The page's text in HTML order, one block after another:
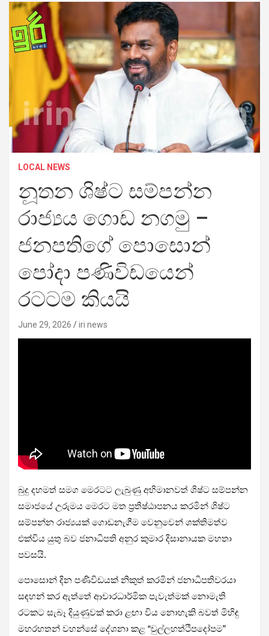
LOCAL NEWS
නූතන ශිෂ්ට සම්පන්න
රාජ්‍යය ගොඩ නගමු –
ජනපතිගේ පොසොන්
පෝදා පණිවිඩයෙන්
රටටම කියයි
June 29, 2026 iri news
බුදු දහමත් සමග මෙරටට ලැබුණු අභිමානවත් ශිෂ්ට සම්පන්න
සමාජයේ උරුමය මෙරට මත ප්‍රතිෂ්ඨාපනය කරමින් ශිෂ්ට
සම්පන්න රාජ්‍යයක් ගොඩනැගීම වෙනුවෙන් ශක්තිමත්ව
එක්විය යුතු බව ජනාධිපති අනුර කුමාර දිසානායක මහතා
පවසයි.
පොසොන් දින පණිවිඩයක් නිකුත් කරමින් ජනාධිපතිවරයා
සඳහන් කර ඇත්තේ ආචාරධාර්මික පැවැත්මක් නොමැති
රටකට සැබෑ දියුණුවක් කරා ළඟා විය නොහැකි බවත් මිහිඳු
මහරහතන් වහන්සේ දේශනා කළ “චුල්ලහත්ථිපදෝපම”